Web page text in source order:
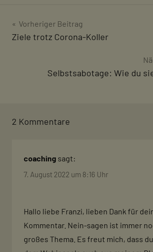
Beitragsnavigation
Vorheriger Beitrag
Ziele trotz Corona-Koller
Selbstsabotage: Wie du
2 Kommentare
coaching sagt:
7. August 2022 um 8:16 Uhr
Hallo liebe Franzi, lieben Dank für
Kommentar. Nein-sagen ist immer
großes Thema. Es freut mich, dass